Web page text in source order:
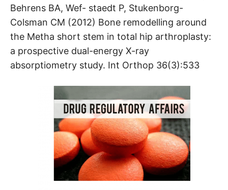
Behrens BA, Wef- staedt P, Stukenborg-
Colsman CM (2012) Bone remodelling around
the Metha short stem in total hip arthroplasty:
a prospective dual-energy X-ray
absorptiometry study. Int Orthop 36(3):533